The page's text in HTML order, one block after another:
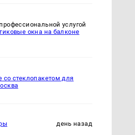
услугой
окна на балконе
со стеклопакетом для
день назад